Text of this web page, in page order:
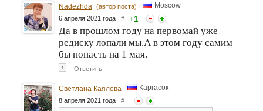
Nadezhda (автор поста) Moscow
6 апреля 2021 года # +1
Да в прошлом году на первомай уже
редиску лопали мы.А в этом году самим
бы попасть на 1 мая.
↑ Ответить
Светлана Каялова Каргасок
8 апреля 2021 года #